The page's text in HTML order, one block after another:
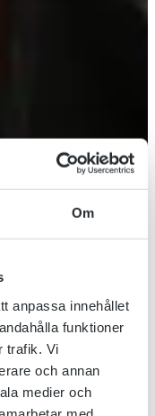
Om
anpassa innehållet
funktioner
trafik. Vi
och annan
medier och
HOS